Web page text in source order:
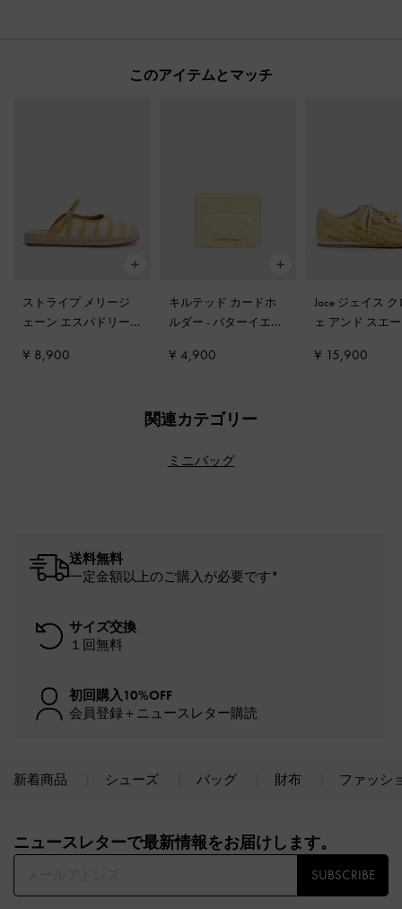
このアイテムとマッチ
ストライプ メリージ
ェーン エスパドリー
¥ 8,900
キルテッド カードホ
ルダー -バターイエロ
¥ 4,900
Jace ジェイス
ェ アンド スエ
エロー
¥ 15,900
関連カテゴリー
ミニバッグ
送料無料
一定金額以上のご購入が必要です*
サイズ交換
１回無料
初回購入10%OFF
会員登録＋ニュースレター購読
新着商品 シューズ バッグ 財布 ファッシ
ニュースレターで最新情報をお届けします。​
SUBSCRIBE